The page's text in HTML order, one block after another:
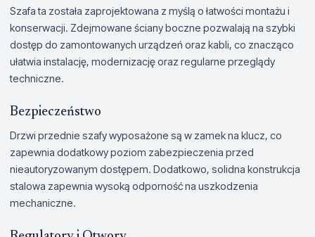
Szafa ta została zaprojektowana z myślą o łatwości montażu i
konserwacji. Zdejmowane ściany boczne pozwalają na szybki
dostęp do zamontowanych urządzeń oraz kabli, co znacząco
ułatwia instalację, modernizację oraz regularne przeglądy
techniczne.
Bezpieczeństwo
Drzwi przednie szafy wyposażone są w zamek na klucz, co
zapewnia dodatkowy poziom zabezpieczenia przed
nieautoryzowanym dostępem. Dodatkowo, solidna konstrukcja
stalowa zapewnia wysoką odporność na uszkodzenia
mechaniczne.